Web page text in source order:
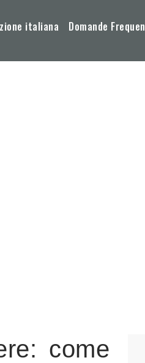
italiana Domande
come